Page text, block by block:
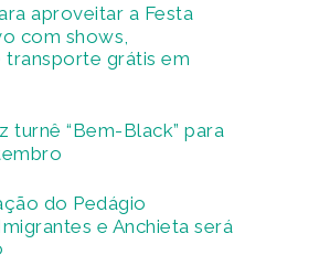
aproveitar a Festa
com shows,
transporte grátis em
turnê “Bem-Black” para
do Pedágio
e Anchieta será